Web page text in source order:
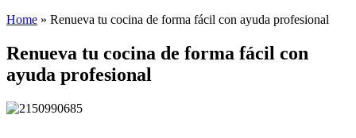
Home » Renueva tu cocina de forma fácil con ayuda profesional
Renueva tu cocina de forma fácil con
ayuda profesional